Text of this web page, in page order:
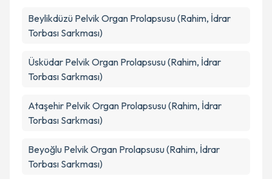
Beylikdüzü Pelvik Organ Prolapsusu (Rahim, İdrar
Torbası Sarkması)
Üsküdar Pelvik Organ Prolapsusu (Rahim, İdrar
Torbası Sarkması)
Ataşehir Pelvik Organ Prolapsusu (Rahim, İdrar
Torbası Sarkması)
Beyoğlu Pelvik Organ Prolapsusu (Rahim, İdrar
Torbası Sarkması)